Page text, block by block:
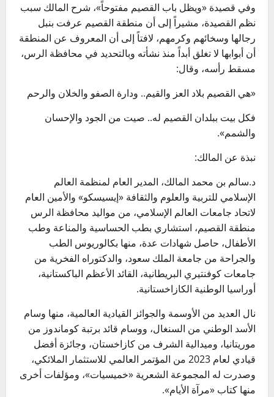
وفي قصيدة «ويظل باب القصيم مفتوحاً»، شرح المالك سبب
نظم القصيدة، مشيراً إلى أن منطقة القصيم عرفت بنبل
رجالها وسخائهم وكرمهم، لافتاً إلى أن المعروف عن المنطقة
أن أبوابها لا تغلق أبداً منذ نشأته وبالتحديد في محافظة الرس،
مسقط رأسه، وقال:
«هي القصيم بلاد العز والقيم.. ودارة الصفو والخلان والرحم
فكل بيت ببلدان القصيم له.. صيت من الجود والإحسان
والشمم».
نبذة عن المالك:
د.سالم بن محمد المالك، المدير العام لمنظمة العالم
الإسلامي للتربية والعلوم والثقافة «إيسيسكو» والأمين العام
لاتحاد جامعات العالم الإسلامي، من مواليد محافظة الرس
منطقة القصيم، استشاري بطب الحساسية والمناعة وطب
الأطفال، حاصل شهادات عدة، منها بكالوريوس الطب
والجراحة من جامعة الملك سعود، والدكتوراه الفخرية من
جامعات كوفنتيري البريطانية، القائد الأعظم الباكستانية،
أوراسيا الوطنية الكازاخستانية.
نال العديد من الأوسمة والجوائز القيادية العالمية، منها وسام
الأسد الوطني من السنغال، ووسام قائد برتبة كوماندوز من
موريتانيا، وميدالية الشرف من كازاخستان، وجائزة أفضل
قيادي لعام 2023 من المؤتمر العالمي للاستثمار الملائكي،
وصدرت له المجموعة الشعرية «خميسيات»، ومؤلفات أخرى
منها كتاب «مرآة الأيام».